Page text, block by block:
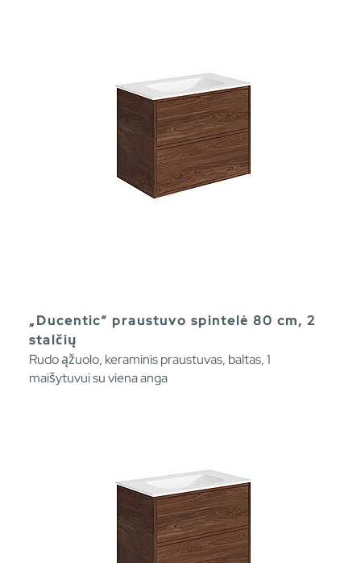
„Ducentic“ praustuvo spintelė 80 cm, 2
stalčių
Rudo ąžuolo, keraminis praustuvas, baltas, 1
maišytuvui su viena anga